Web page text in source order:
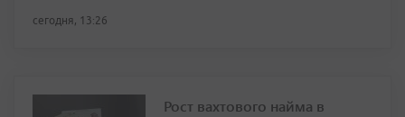
сегодня, 13:26
Рост вахтового найма в